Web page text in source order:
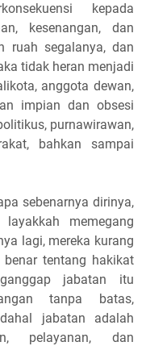
kepada
kesenangan, dan
ruah segalanya, dan
tidak heran menjadi
anggota dewan,
impian dan obsesi
purnawirawan,
bahkan sampai
sebenarnya dirinya,
memegang
lagi, mereka kurang
tentang hakikat
jabatan itu
tanpa batas,
jabatan adalah
pelayanan, dan